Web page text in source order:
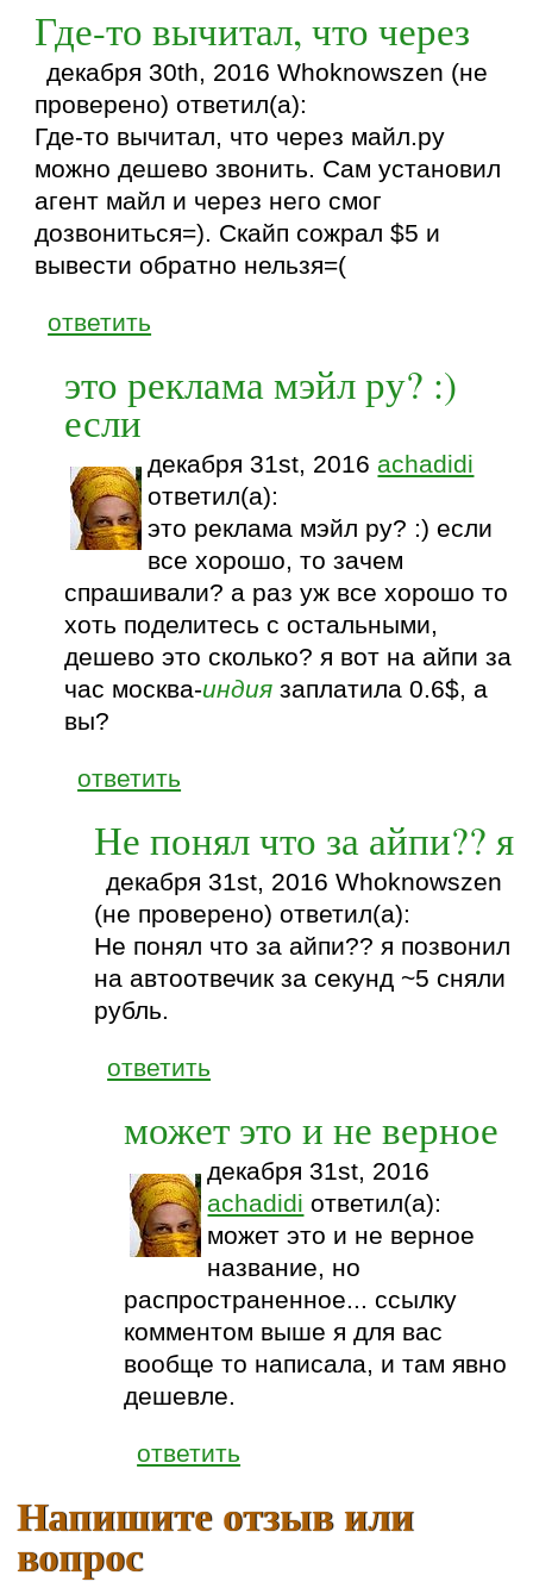
Где-то вычитал, что через
декабря 30th, 2016 Whoknowszen (не
проверено) ответил(а):
Где-то вычитал, что через майл.ру
можно дешево звонить. Сам установил
агент майл и через него смог
дозвониться=). Скайп сожрал $5 и
вывести обратно нельзя=(
ответить
это реклама мэйл ру? :)
если
декабря 31st, 2016 achadidi
ответил(а):
это реклама мэйл ру? :) если
все хорошо, то зачем
спрашивали? а раз уж все хорошо то
хоть поделитесь с остальными,
дешево это сколько? я вот на айпи за
час москва-индия заплатила 0.6$, а
вы?
ответить
Не понял что за айпи?? я
декабря 31st, 2016 Whoknowszen
(не проверено) ответил(а):
Не понял что за айпи?? я позвонил
на автоотвечик за секунд ~5 сняли
рубль.
ответить
может это и не верное
декабря 31st, 2016
achadidi ответил(а):
может это и не верное
название, но
распространенное... ссылку
комментом выше я для вас
вообще то написала, и там явно
дешевле.
ответить
Напишите отзыв или
вопрос